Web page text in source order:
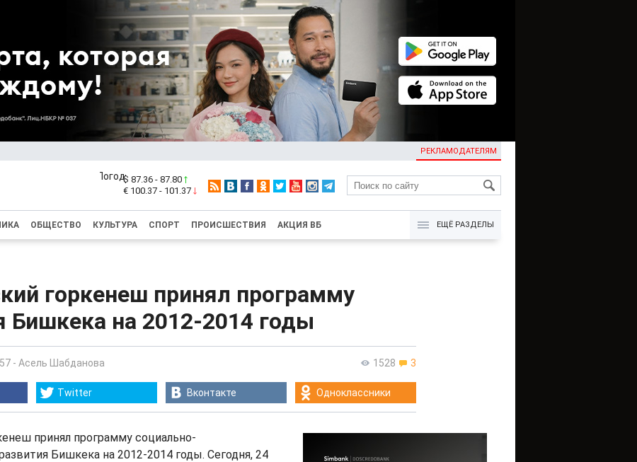
РЕКЛАМОДАТЕЛЯМ
KG
$ 87.36 - 87.80
€ 100.37 - 101.37
ОБЩЕСТВО КУЛЬТУРА СПОРТ ПРОИСШЕСТВИЯ АКЦИЯ ВБ ЕЩЁ РАЗДЕЛЫ
горкенеш принял программу
Бишкека на 2012-2014 годы
1528 3
- Асель Шабданова
Twitter Вконтакте Одноклассники
принял программу социально-
Бишкека на 2012-2014 годы. Сегодня, 24